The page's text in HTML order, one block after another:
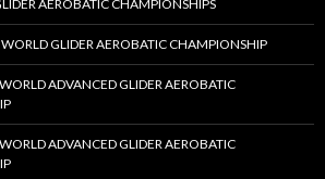
AEROBATIC CHAMPIONSHIPS
GLIDER AEROBATIC CHAMPIONSHIP
ADVANCED GLIDER AEROBATIC
ADVANCED GLIDER AEROBATIC